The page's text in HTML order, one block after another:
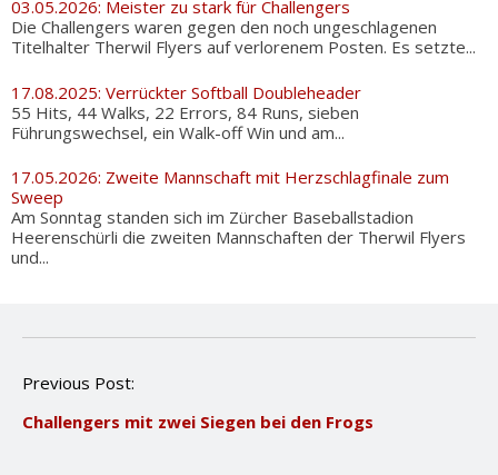
03.05.2026: Meister zu stark für Challengers
Die Challengers waren gegen den noch ungeschlagenen
Titelhalter Therwil Flyers auf verlorenem Posten. Es setzte...
17.08.2025: Verrückter Softball Doubleheader
55 Hits, 44 Walks, 22 Errors, 84 Runs, sieben
Führungswechsel, ein Walk-off Win und am...
17.05.2026: Zweite Mannschaft mit Herzschlagfinale zum
Sweep
Am Sonntag standen sich im Zürcher Baseballstadion
Heerenschürli die zweiten Mannschaften der Therwil Flyers
und...
P
s
Previous Post:
Challengers mit zwei Siegen bei den Frogs